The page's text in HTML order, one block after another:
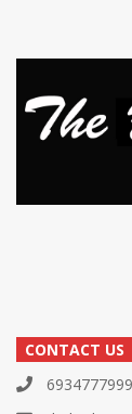
CONTACT US
6934777999